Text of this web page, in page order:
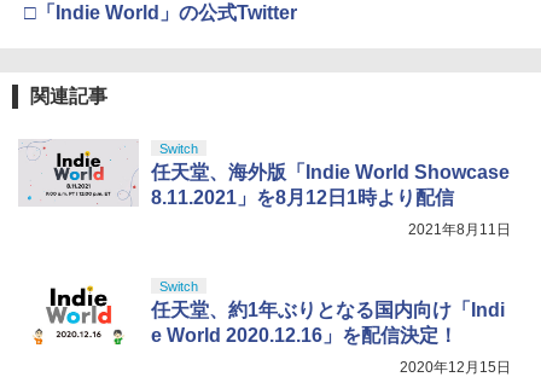
ソフト／アクション・ゲーム
￥4,150
購入封入特典】DLCチラシ)
5
y】 [ 丹下桜 ]
￥4,884
4
ニンテンドープリペイド番号 9000円|オ
5
ニンテンドープリペイド番号 5000円|オ
ンラインコード版
【純正品】DualSense ワイヤレスコン
【純正品】DualSense ワイヤレスコン
トローラー(CFI-ZCT2J)
5
マスター TH8S シフター - PC、PS4、P
S5、PS5 Pro、Xbox One、Xbox Serie
s X|S 対応の高精度 H パターン シフター
￥10,780
￥8,698
第三章 蛇神 (オリジナル特典:オリジナル
巾着＋メーカー特典:【坤と離】二振りの
剣、十翼より来たる！スタジオ描き下ろ
しイラストボード付) [DVD]
□「Indie World」の公式Twitter
関連記事
Switch
任天堂、海外版「Indie World Showcase
8.11.2021」を8月12日1時より配信
2021年8月11日
Switch
任天堂、約1年ぶりとなる国内向け「Indi
e World 2020.12.16」を配信決定！
2020年12月15日